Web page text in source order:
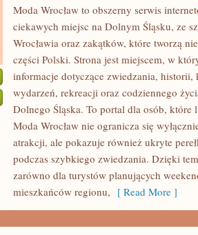
Moda Wrocław to obszerny serwis
ciekawych miejsc na Dolnym Śląsku, ze
Wrocławia oraz zakątków, które tworzą
części Polski. Strona jest miejscem, w
informacje dotyczące zwiedzania,
wydarzeń, rekreacji oraz codziennego
Dolnego Śląska. To portal dla osób,
Moda Wrocław nie ogranicza się
atrakcji, ale pokazuje również ukryte
podczas szybkiego zwiedzania. Dzięki
zarówno dla turystów planujących
mieszkańców regionu, [ Read More ]